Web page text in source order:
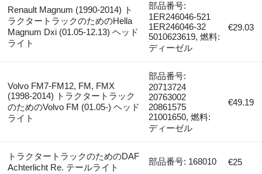
Renault Magnum (1990-2014) ト
ラクタートラックのためのHella
Magnum Dxi (01.05-12.13) ヘッド
ライト
部品番号:
1ER246046-521
1ER246046-32
5010623619, 燃料:
ディーゼル
€29.03
Volvo FM7-FM12, FM, FMX
(1998-2014) トラクタートラック
のためのVolvo FM (01.05-) ヘッド
ライト
部品番号:
20713724
20763002
20861575
21001650, 燃料:
ディーゼル
€49.19
トラクタートラックのためのDAF
Achterlicht Re. テールライト
部品番号: 168010 €25